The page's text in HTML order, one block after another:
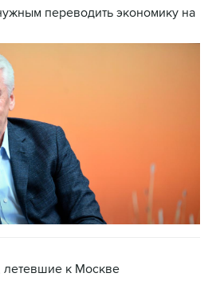
переводить экономику на
к Москве